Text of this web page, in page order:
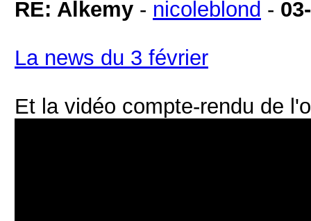
RE: Alkemy - nicoleblond -
La news du 3 février
Et la vidéo compte-rendu de